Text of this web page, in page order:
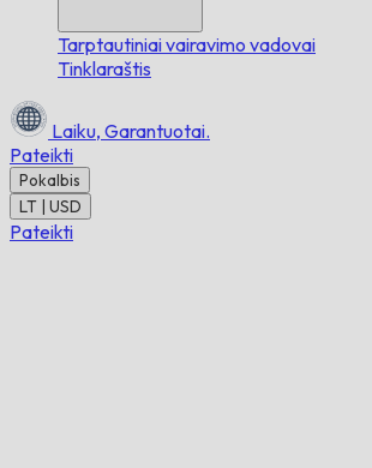
Tarptautiniai vairavimo vadovai
Tinklaraštis
Laiku, Garantuotai.
Pateikti
Pokalbis
LT | USD
Pateikti